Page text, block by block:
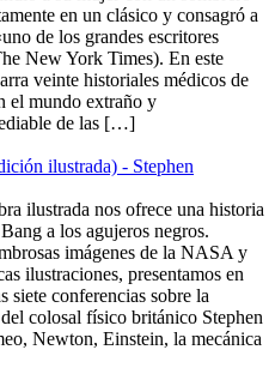
en un clásico y consagró a
de los grandes escritores
New York Times). En este
veinte historiales médicos de
el mundo extraño y
de las […]
ilustrada) - Stephen
ilustrada nos ofrece una historia
a los agujeros negros.
imágenes de la NASA y
ilustraciones, presentamos en
siete conferencias sobre la
colosal físico británico Stephen
Newton, Einstein, la mecánica